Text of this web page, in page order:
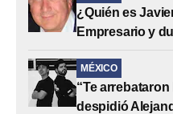
¿Quién es
Empresario y
MÉXICO
“Te
despidió